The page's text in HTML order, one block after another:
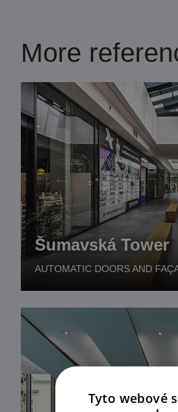
More
Šumavská Tower
AUTOMATIC DOORS AND
Tyto webové